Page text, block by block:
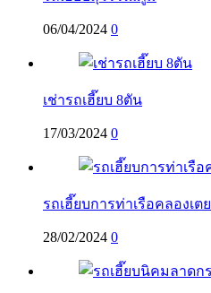
06/04/2024 0
เช่ารถเฮี๊ยบ 8ตัน
17/03/2024 0
รถเฮี๊ยบการท่าเรือคลองเตย
28/02/2024 0